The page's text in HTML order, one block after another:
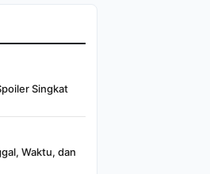
Singkat
Waktu, dan